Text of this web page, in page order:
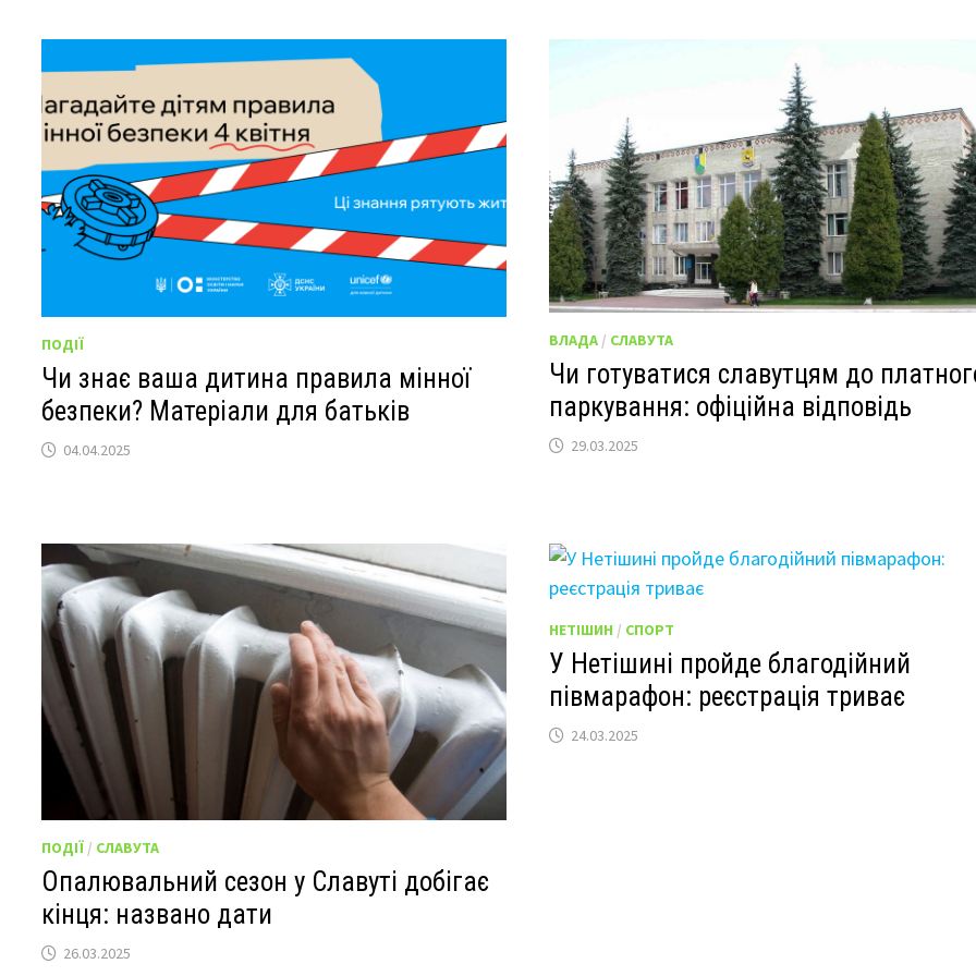
ПОДІЇ
Чи знає ваша дитина правила мінної
безпеки? Матеріали для батьків
04.04.2025
ВЛАДА/ СЛАВУТА
Чи готуватися славутцям до
паркування: офіційна відповідь
29.03.2025
ПОДІЇ / СЛАВУТА
Опалювальний сезон у Славуті добігає
кінця: названо дати
26.03.2025
НЕТІШИН / СПОРТ
У Нетішині пройде благодійний
півмарафон: реєстрація триває
24.03.2025